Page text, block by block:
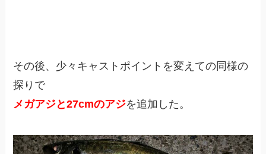
その後、少々キャストポイントを変えての同様の
探りで
メガアジと27cmのアジを追加した。